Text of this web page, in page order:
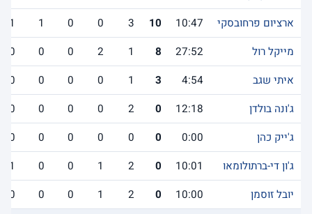
ארציום פרחובסקי
10:47
10
3
0
0
1
1
מייקל רול
27:52
8
1
2
0
0
0
איתי שגב
4:54
3
1
0
0
0
0
ג'ונה בולדן
12:18
0
2
0
0
0
0
ג'ייק כהן
0:00
0
0
0
0
0
0
ג'ון די-ברתולומאו
10:01
0
2
1
0
0
1
יובל זוסמן
10:00
0
2
1
0
0
0